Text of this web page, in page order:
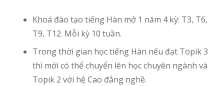
Khoá đào tạo tiếng Hàn mở 1 năm 4 kỳ: T3, T6,
T9, T12. Mỗi kỳ 10 tuần.
Trong thời gian học tiếng Hàn nếu đạt Topik 3
thì mới có thể chuyển lên học chuyên ngành và
Topik 2 với hệ Cao đẳng nghề.